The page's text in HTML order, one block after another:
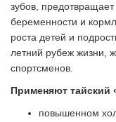
зубов,
беременности и
роста детей и
летний рубеж жизни,
спортсменов.
Применяют тайский
повышенном